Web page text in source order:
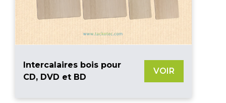
Intercalaires bois pour
CD, DVD et BD
VOIR